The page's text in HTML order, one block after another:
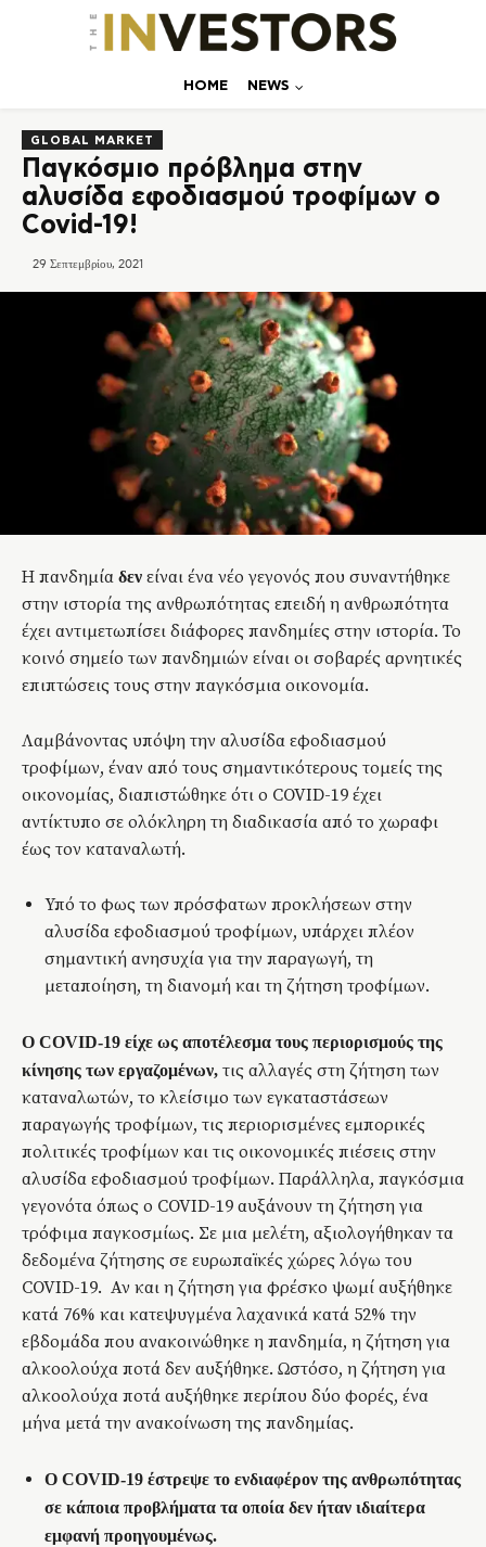
ΗΟΜΕ NEWS
GLOBAL MARKET
Παγκόσμιο πρόβλημα στην
αλυσίδα εφοδιασμού τροφίμων o
Covid-19!
29 Σεπτεμβρίου, 2021
Η πανδημία δεν είναι ένα νέο γεγονός που συναντήθηκε
στην ιστορία της ανθρωπότητας επειδή η ανθρωπότητα
έχει αντιμετωπίσει διάφορες πανδημίες στην ιστορία. Το
κοινό σημείο των πανδημιών είναι οι σοβαρές αρνητικές
επιπτώσεις τους στην παγκόσμια οικονομία.
Λαμβάνοντας υπόψη την αλυσίδα εφοδιασμού
τροφίμων, έναν από τους σημαντικότερους τομείς της
οικονομίας, διαπιστώθηκε ότι ο COVID-19 έχει
αντίκτυπο σε ολόκληρη τη διαδικασία από το χωραφι
έως τον καταναλωτή.
Υπό το φως των πρόσφατων προκλήσεων στην
αλυσίδα εφοδιασμού τροφίμων, υπάρχει πλέον
σημαντική ανησυχία για την παραγωγή, τη
μεταποίηση, τη διανομή και τη ζήτηση τροφίμων.
Ο COVID-19 είχε ως αποτέλεσμα τους περιορισμούς της
κίνησης των εργαζομένων, τις αλλαγές στη ζήτηση των
καταναλωτών, το κλείσιμο των εγκαταστάσεων
παραγωγής τροφίμων, τις περιορισμένες εμπορικές
πολιτικές τροφίμων και τις οικονομικές πιέσεις στην
αλυσίδα εφοδιασμού τροφίμων. Παράλληλα, παγκόσμια
γεγονότα όπως ο COVID-19 αυξάνουν τη ζήτηση για
τρόφιμα παγκοσμίως. Σε μια μελέτη, αξιολογήθηκαν τα
δεδομένα ζήτησης σε ευρωπαϊκές χώρες λόγω του
COVID-19. Αν και η ζήτηση για φρέσκο ψωμί αυξήθηκε
κατά 76% και κατεψυγμένα λαχανικά κατά 52% την
εβδομάδα που ανακοινώθηκε η πανδημία, η ζήτηση για
αλκοολούχα ποτά δεν αυξήθηκε. Ωστόσο, η ζήτηση για
αλκοολούχα ποτά αυξήθηκε περίπου δύο φορές, ένα
μήνα μετά την ανακοίνωση της πανδημίας.
Ο COVID-19 έστρεψε το ενδιαφέρον της ανθρωπότητας
σε κάποια προβλήματα τα οποία δεν ήταν ιδιαίτερα
εμφανή προηγουμένως.